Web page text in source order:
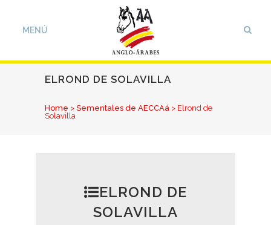
ELROND DE SOLAVILLA
Home > Sementales de AECCAá > Elrond de
Solavilla
ELROND DE
SOLAVILLA